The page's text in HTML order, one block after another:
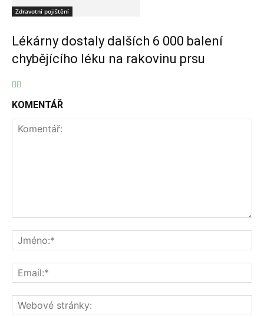
Zdravotní pojištění
Lékárny dostaly dalších 6 000 balení
chybějícího léku na rakovinu prsu
KOMENTÁŘ